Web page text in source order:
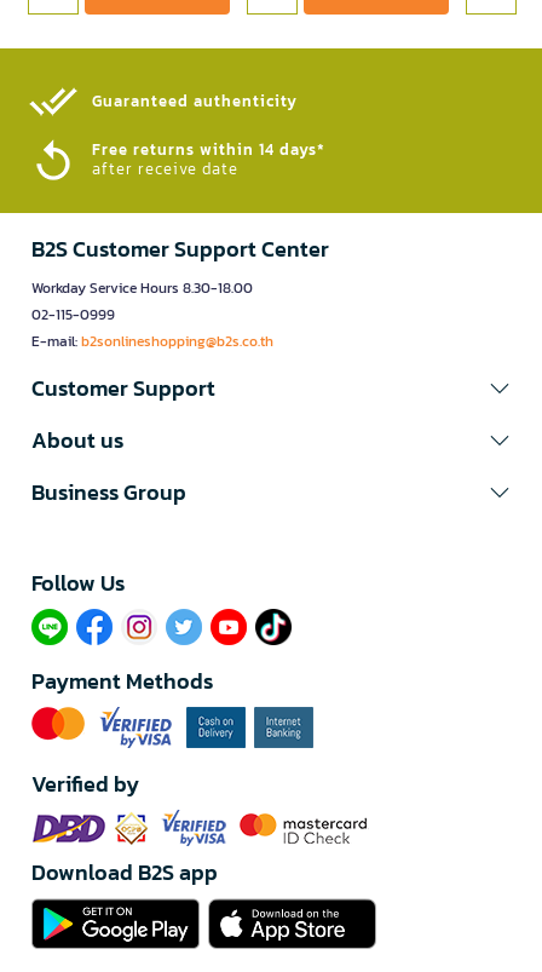
Guaranteed authenticity​
Free returns within 14 days*
after receive date
B2S Customer Support Center
Workday Service Hours 8.30-18.00
02-115-0999
E-mail:b2sonlineshopping@b2s.co.th
Customer Support
About us
Business Group
Follow Us​
Payment Methods
Verified by
Download B2S app